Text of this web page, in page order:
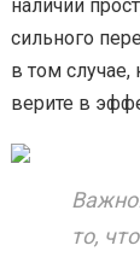
наличии
сильного
в том случае,
верите в
то,